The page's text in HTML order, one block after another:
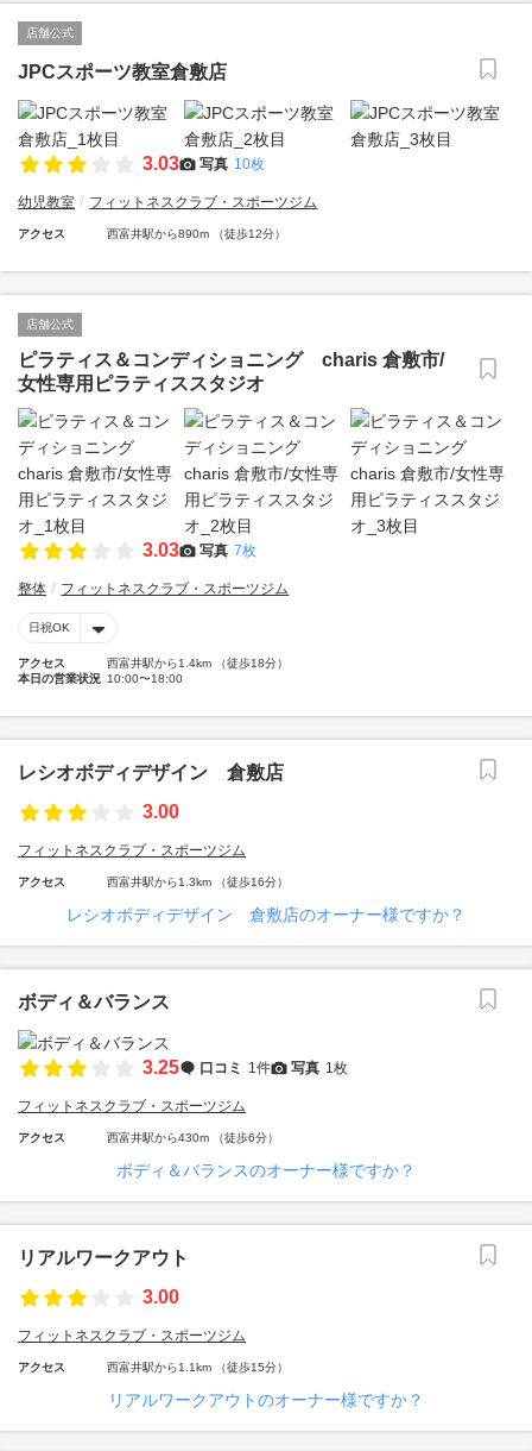
店舗公式
JPCスポーツ教室倉敷店
3.03 写真 10枚
幼児教室 フィットネスクラブ・スポーツジム
アクセス 西富井駅から890m （徒歩12分）
店舗公式
ピラティス＆コンディショニング charis 倉敷市/
女性専用ピラティススタジオ
3.03 写真 7枚
整体 フィットネスクラブ・スポーツジム
日祝OK
アクセス
西富井駅から1.4km （徒歩18分）
本日の営業状況 10:00〜18:00
レシオボディデザイン 倉敷店
3.00
フィットネスクラブ・スポーツジム
アクセス 西富井駅から1.3km （徒歩16分）
レシオボディデザイン 倉敷店のオーナー様ですか？
ボディ＆バランス
3.25 口コミ 1件 写真 1枚
フィットネスクラブ・スポーツジム
アクセス 西富井駅から430m （徒歩6分）
ボディ＆バランスのオーナー様ですか？
リアルワークアウト
3.00
フィットネスクラブ・スポーツジム
アクセス 西富井駅から1.1km （徒歩15分）
リアルワークアウトのオーナー様ですか？